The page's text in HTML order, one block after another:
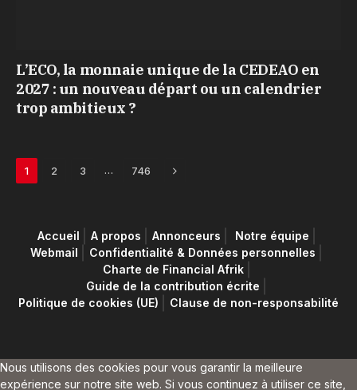
L’ECO, la monnaie unique de la CEDEAO en
2027 : un nouveau départ ou un calendrier
trop ambitieux ?
1 2 3 … 746 Next
Accueil A propos Annonceurs
Notre équipe
Webmail
Confidentialité & Données personnelles
Charte de Financial Afrik
Guide de la contribution écrite
Politique de cookies (UE)
Clause de non-responsabilité
Nous utilisons des cookies pour vous garantir la meilleure
expérience sur notre site web. Si vous continuez à utiliser ce site,